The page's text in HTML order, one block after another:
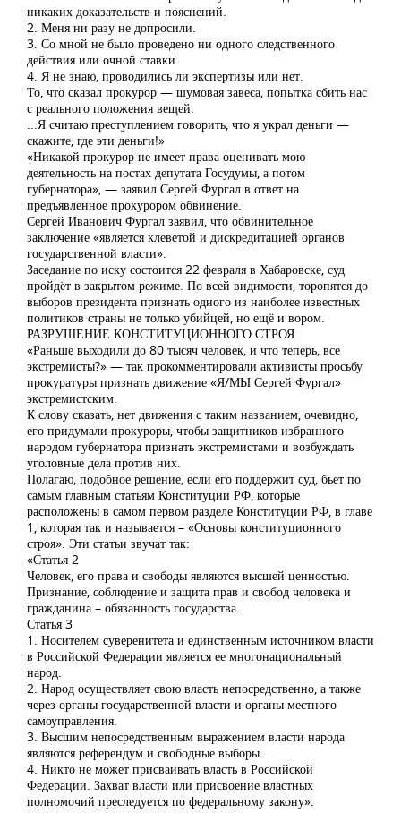
никаких доказательств и пояснений.
2. Меня ни разу не допросили.
3. Со мной не было проведено ни одного следственного
действия или очной ставки.
4. Я не знаю, проводились ли экспертизы или нет.
То, что сказал прокурор — шумовая завеса, попытка сбить нас
с реального положения вещей.
...Я считаю преступлением говорить, что я украл деньги —
скажите, где эти деньги!»
«Никакой прокурор не имеет права оценивать мою
деятельность на постах депутата Госудумы, а потом
губернатора», — заявил Сергей Фургал в ответ на
предъявленное прокурором обвинение.
Сергей Иванович Фургал заявил, что обвинительное
заключение «является клеветой и дискредитацией органов
государственной власти».
Заседание по иску состоится 22 февраля в Хабаровске, суд
пройдёт в закрытом режиме. По всей видимости, торопятся до
выборов президента признать одного из наиболее известных
политиков страны не только убийцей, но ещё и вором.
РАЗРУШЕНИЕ КОНСТИТУЦИОННОГО СТРОЯ
«Раньше выходили до 80 тысяч человек, и что теперь, все
экстремисты?» — так прокомментировали активисты просьбу
прокуратуры признать движение «Я/МЫ Сергей Фургал»
экстремистским.
К слову сказать, нет движения с таким названием, очевидно,
его придумали прокуроры, чтобы защитников избранного
народом губернатора признать экстремистами и возбуждать
уголовные дела против них.
Полагаю, подобное решение, если его поддержит суд, бьет по
самым главным статьям Конституции РФ, которые
расположены в самом первом разделе Конституции РФ, в главе
1, которая так и называется – «Основы конституционного
строя». Эти статьи звучат так:
«Статья 2
Человек, его права и свободы являются высшей ценностью.
Признание, соблюдение и защита прав и свобод человека и
гражданина – обязанность государства.
Статья 3
1. Носителем суверенитета и единственным источником власти
в Российской Федерации является ее многонациональный
народ.
2. Народ осуществляет свою власть непосредственно, а также
через органы государственной власти и органы местного
самоуправления.
3. Высшим непосредственным выражением власти народа
являются референдум и свободные выборы.
4. Никто не может присваивать власть в Российской
Федерации. Захват власти или присвоение властных
полномочий преследуется по федеральному закону».